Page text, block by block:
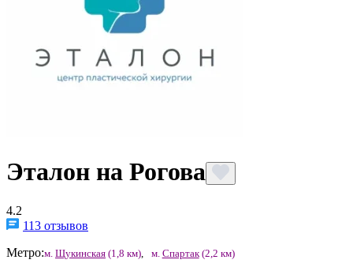
Эталон на Рогова
4.2
113 отзывов
Метро:м. Щукинская (1,8 км) м. Спартак(2,2 км)